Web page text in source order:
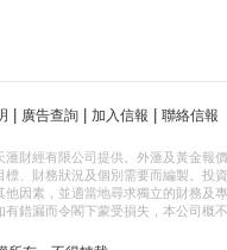
廣告查詢 加入信報 聯絡信報
財經有限公司提供。外滙及黃金報價
、財務狀況及個別需要而編製。投
因素，並適當地尋求獨立的財務及
錯漏而令閣下蒙受損失，本公司概不